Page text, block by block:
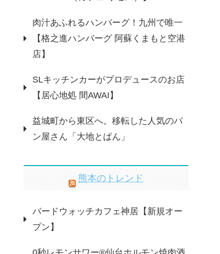
肉汁あふれるハンバーグ！九州で唯一
【格之進ハンバーグ 阿蘇くまもと空港
店】
SLキッチンカーがプロデュースのお店
【居心地処 間AWAI】
益城町から東区へ。移転した人気のパ
ン屋さん「大地とぱん」
熊本のトレンド
バードウォッチカフェ神居【新規オー
プン】